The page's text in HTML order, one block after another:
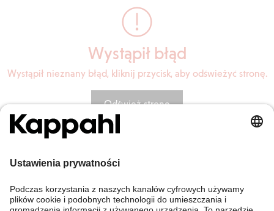
Wystąpił błąd
Wystąpił nieznany błąd, kliknij przycisk, aby odświeżyć stronę.
Odśwież stronę